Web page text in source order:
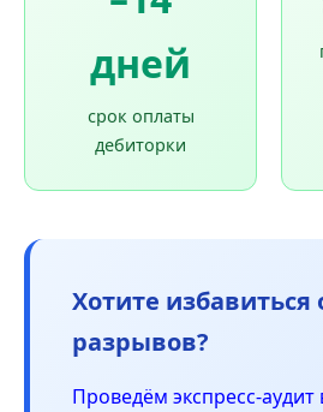
дней
срок оплаты
дебиторки
Хотите избавиться
разрывов?
Проведём экспресс-